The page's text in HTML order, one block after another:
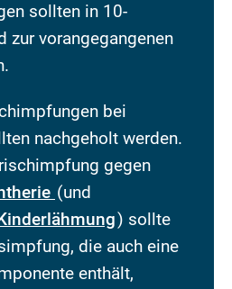
sollten in 10-
zur vorangegangenen
bei
nachgeholt werden.
gegen
(und
) sollte
die auch eine
enthält,